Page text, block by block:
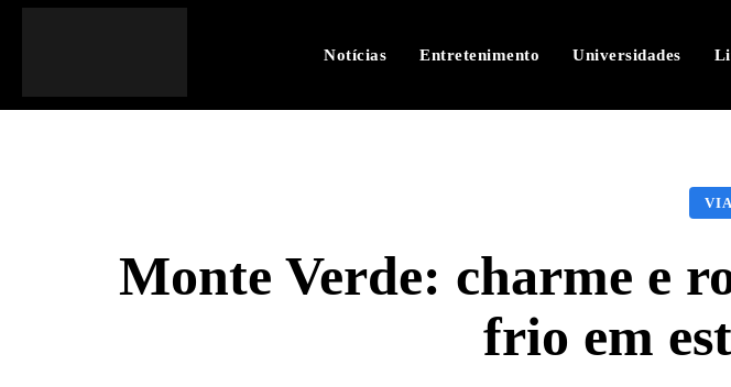
Notícias Entretenimento Universidades
Monte Verde: charme e
frio em